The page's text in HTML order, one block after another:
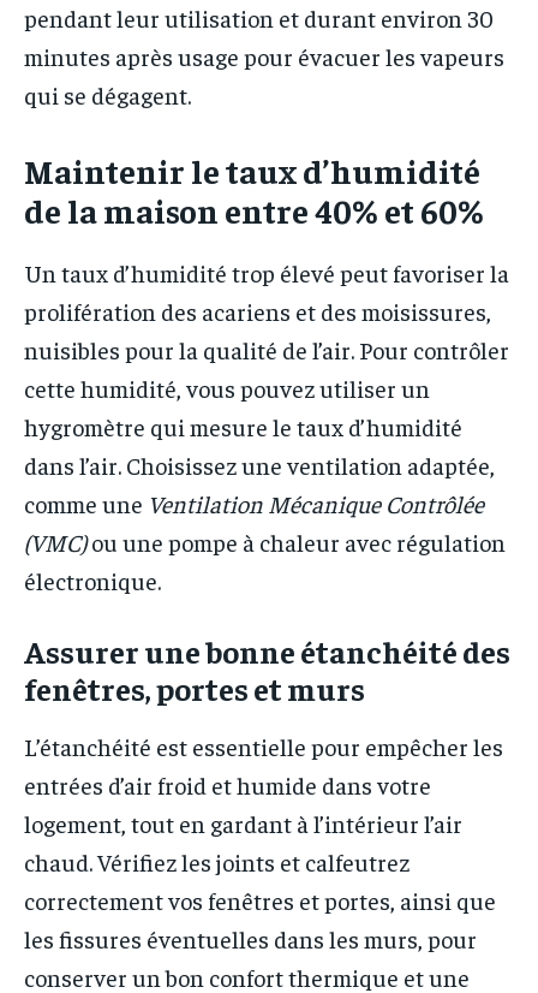
pendant leur utilisation et durant environ 30
minutes après usage pour évacuer les vapeurs
qui se dégagent.
Maintenir le taux d’humidité
de la maison entre 40% et 60%
Un taux d’humidité trop élevé peut favoriser la
prolifération des acariens et des moisissures,
nuisibles pour la qualité de l’air. Pour contrôler
cette humidité, vous pouvez utiliser un
hygromètre qui mesure le taux d’humidité
dans l’air. Choisissez une ventilation adaptée,
comme une Ventilation Mécanique Contrôlée
(VMC)ou une pompe à chaleur avec régulation
électronique.
Assurer une bonne étanchéité des
fenêtres, portes et murs
L’étanchéité est essentielle pour empêcher les
entrées d’air froid et humide dans votre
logement, tout en gardant à l’intérieur l’air
chaud. Vérifiez les joints et calfeutrez
correctement vos fenêtres et portes, ainsi que
les fissures éventuelles dans les murs, pour
conserver un bon confort thermique et une